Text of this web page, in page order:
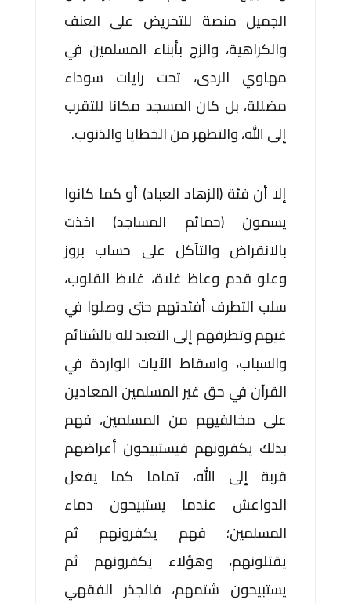
الجميل منصة للتحريض على العنف
والكراهية، والزج بأبناء المسلمين في
مهاوي الردى، تحت رايات سوداء
مضللة، بل كان المسجد مكانا للتقرب
إلى الله، والتطهر من الخطايا والذنوب.
إلا أن فئة (الزهاد العباد) أو كما كانوا
يسمون (حمائم المساجد) اخذت
بالانقراض والتآكل على حساب بروز
وعلو قدم وعاظ غلاة، غلاظ القلوب،
سلب التطرف أفئدتهم حتى وصلوا في
غيهم وتطرفهم إلى التعبد لله بالشتائم
والسباب، واسقاط الآيات الواردة في
القرآن في حق غير المسلمين المعادين
على مخالفيهم من المسلمين، فهم
بذلك يكفرونهم فيستبيحون أعراضهم
قربة إلى الله، تماما كما يفعل
الدواعش عندما يستبيحون دماء
المسلمين؛ فهم يكفرونهم ثم
يقتلونهم، وهؤلاء يكفرونهم ثم
يستبيحون شتمهم، فالجذر الفقهي